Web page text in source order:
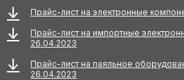
Прайс-лист на электронные
Прайс-лист на импортные
26.04.2023
Прайс-лист на паяльное
26.04.2023